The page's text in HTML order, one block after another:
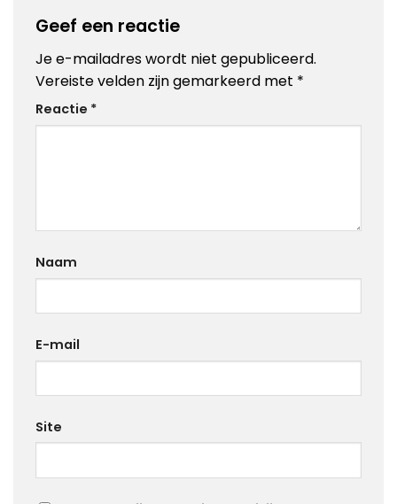
Geef een reactie
Je e-mailadres wordt niet gepubliceerd.
Vereiste velden zijn gemarkeerd met *
Reactie *
Naam
E-mail
Site